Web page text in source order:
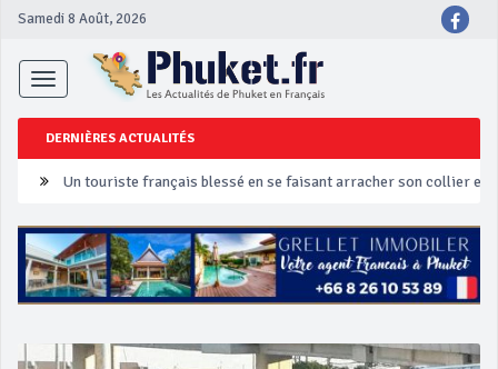
Samedi 8 Août, 2026
Toggle
navigation
DERNIÈRES ACTUALITÉS
Un touriste français blessé en se faisant arracher son collier en
Phuket Peranakan Festival
‘Phuket Eye’ assurera la sécurité pendant Songkran
Campagne de sécurité routière ‘Seven Days of Danger’ de